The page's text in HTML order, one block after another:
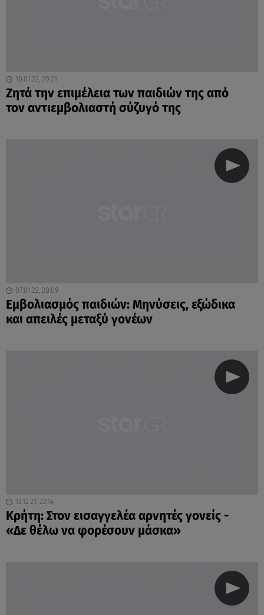
10.01.22, 20:21
Ζητά την επιμέλεια των παιδιών της από
τον αντιεμβολιαστή σύζυγό της
07.01.22, 20:09
Εμβολιασμός παιδιών: Μηνύσεις, εξώδικα
και απειλές μεταξύ γονέων
13.12.21, 22:14
Κρήτη: Στον εισαγγελέα αρνητές γονείς -
«Δε θέλω να φορέσουν μάσκα»